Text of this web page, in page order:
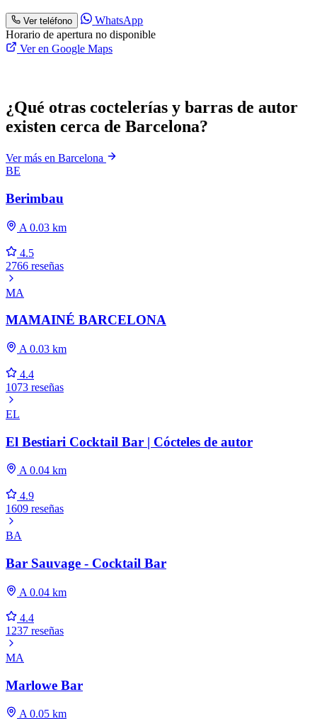
Ver teléfono
WhatsApp
Horario de apertura no disponible
Ver en Google Maps
¿Qué otras coctelerías y barras de autor
existen cerca de Barcelona?
Ver más en Barcelona
BE
Berimbau
A 0.03 km
4.5
2766 reseñas
MA
MAMAINÉ BARCELONA
A 0.03 km
4.4
1073 reseñas
EL
El Bestiari Cocktail Bar | Cócteles de autor
A 0.04 km
4.9
1609 reseñas
BA
Bar Sauvage - Cocktail Bar
A 0.04 km
4.4
1237 reseñas
MA
Marlowe Bar
A 0.05 km